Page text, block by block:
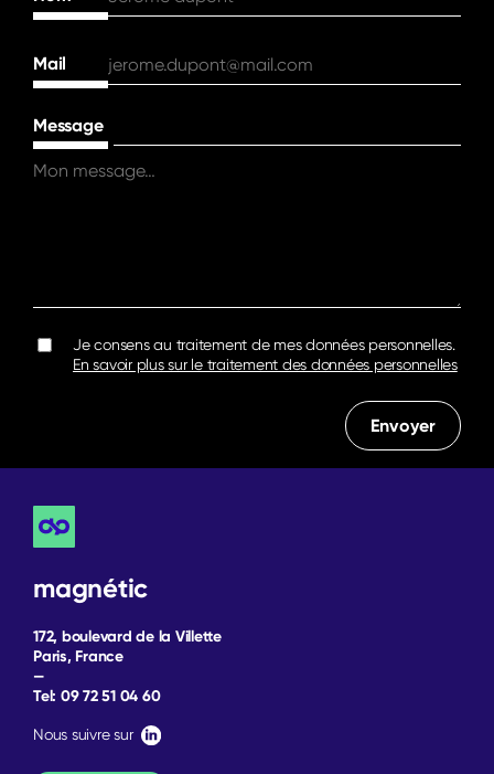
Mail
Message
Je consens au traitement de mes données personnelles.
En savoir plus sur le traitement des données personnelles
magnétic
172, boulevard de la Villette
Paris, France
—
Tel: 09 72 51 04 60
Nous suivre sur